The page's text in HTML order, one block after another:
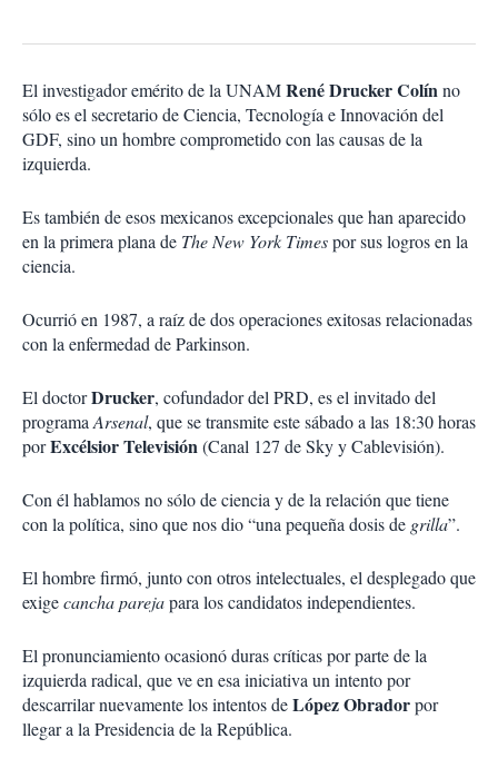
c
m
p
a
r
t
r
El investigador emérito de la UNAMRené Drucker Colínno
sólo es el secretario de Ciencia, Tecnología e Innovación del
GDF, sino un hombre comprometido con las causas de la
izquierda.
Es también de esos mexicanos excepcionales que han aparecido
en la primera plana de The New York Timespor sus logros en la
ciencia.
Ocurrió en 1987, a raíz de dos operaciones exitosas relacionadas
con la enfermedad de Parkinson.
El doctorDrucker, cofundador del PRD, es el invitado del
programa Arsenal, que se transmite este sábado a las 18:30 horas
porExcélsior Televisión(Canal 127 de Sky y Cablevisión).
Con él hablamos no sólo de ciencia y de la relación que tiene
con la política, sino que nos dio “una pequeña dosis de grilla”.
El hombre firmó, junto con otros intelectuales, el desplegado que
exigecancha parejapara los candidatos independientes.
El pronunciamiento ocasionó duras críticas por parte de la
izquierda radical, que ve en esa iniciativa un intento por
descarrilar nuevamente los intentos deLópez Obradorpor
llegar a la Presidencia de la República.